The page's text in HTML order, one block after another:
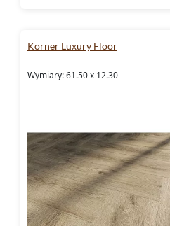
Korner Luxury Floor
Wymiary: 61.50 x 12.30